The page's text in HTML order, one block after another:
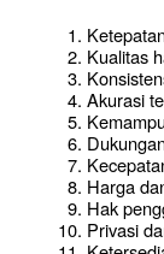
Kualitas
Akurasi
Harga
Hak
Privasi